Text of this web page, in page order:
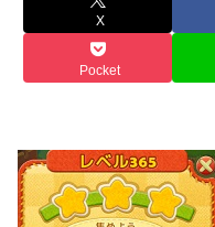
X
Pocket